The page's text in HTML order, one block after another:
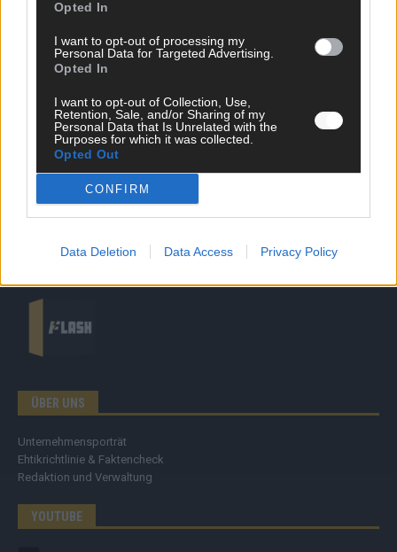
Opted In
I want to opt-out of processing my
Personal Data for Targeted Advertising.
Opted In
I want to opt-out of Collection, Use,
Retention, Sale, and/or Sharing of my
Personal Data that Is Unrelated with the
Purposes for which it was collected.
Opted Out
CONFIRM
Data Deletion Data Access Privacy Policy
SCHNELL ZUM RESSORT
Nachrichten
Wirtschaft
Ratgeber
Wissen
Kommentar
Streams & Storys
Eurovision
FLASH – DAS VIDEOPORTAL
ÜBER UNS
Unternehmensporträt
Ehtikrichtlinie & Faktencheck
Redaktion und Verwaltung
YOUTUBE